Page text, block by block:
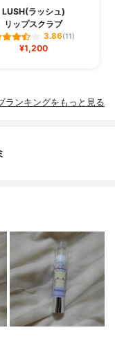
LUSH(ラッシュ)
リップスクラブ
3.86(11)
¥1,200
ランキングをもっと見る